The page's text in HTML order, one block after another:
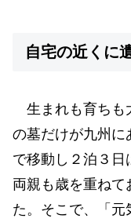
自宅の近くに
生まれも育ちも
の墓だけが九州に
で移動し２泊３日
両親も歳を重ねて
た。そこで、「元